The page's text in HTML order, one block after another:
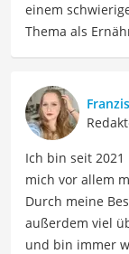
einem
Thema als
genießt. Jenny
findet sie
Lehrerin, und
Schamanismus.
Der kolloidales
besonders
Ich bin seit
mich vor allem
Durch meine
außerdem viel
und bin immer